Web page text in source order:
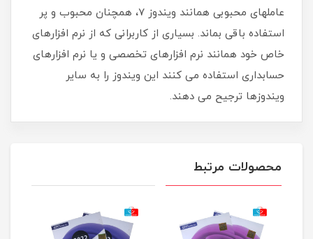
عاملهای محبوبی همانند ویندوز 7، همچنان محبوب و پر
استفاده باقی بماند. بسیاری از کاربرانی که از نرم افزارهای
خاص خود همانند نرم افزارهای تخصصی و یا نرم افزارهای
حسابداری استفاده می کنند این ویندوز را به سایر
ویندوزها ترجیح می دهند.
محصولات مرتبط